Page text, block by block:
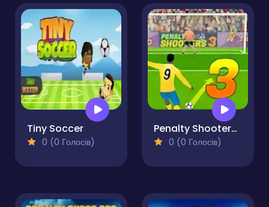
Tiny Soccer
0 (0 Голосів)
Penalty Shooters 3
0 (0 Голосів)